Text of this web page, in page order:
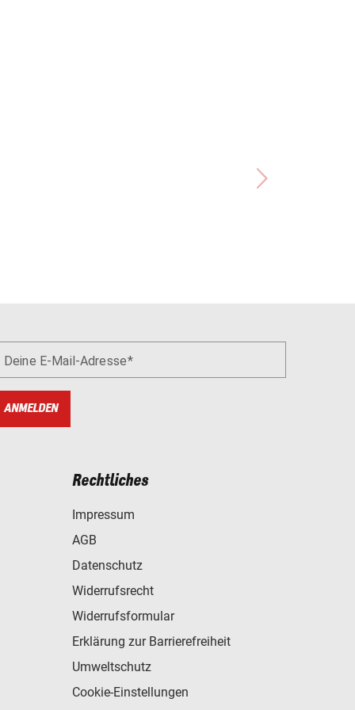
Deine E-Mail-Adresse
ANMELDEN
Rechtliches
Impressum
AGB
Datenschutz
Widerrufsrecht
Widerrufsformular
Erklärung zur Barrierefreiheit
Umweltschutz
Cookie-Einstellungen